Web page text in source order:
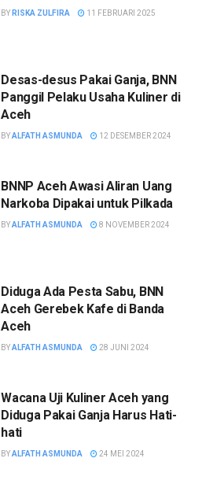
BY RISKA ZULFIRA 11 FEBRUARI 2025
Desas-desus Pakai Ganja, BNN
Panggil Pelaku Usaha Kuliner di
Aceh
BYALFATH ASMUNDA 12 DESEMBER 2024
BNNP Aceh Awasi Aliran Uang
Narkoba Dipakai untuk Pilkada
BYALFATH ASMUNDA 8 NOVEMBER 2024
Diduga Ada Pesta Sabu, BNN
Aceh Gerebek Kafe di Banda
Aceh
BYALFATH ASMUNDA 28 JUNI 2024
Wacana Uji Kuliner Aceh yang
Diduga Pakai Ganja Harus Hati-
hati
BYALFATH ASMUNDA 24 MEI 2024